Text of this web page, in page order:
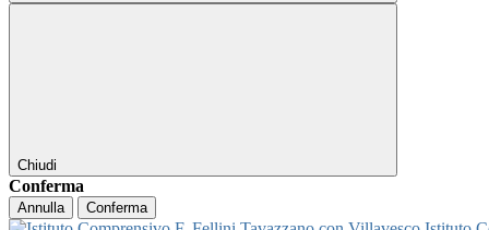
Chiudi
Conferma
Annulla Conferma